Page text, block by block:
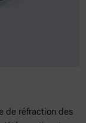
de réfraction des